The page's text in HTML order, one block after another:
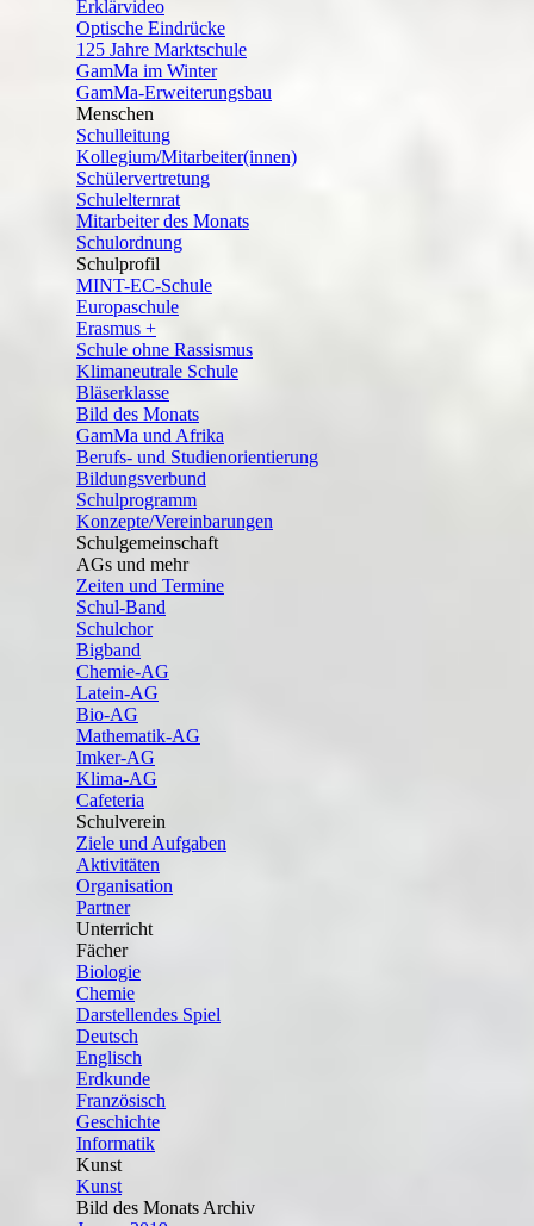
Erklärvideo
Optische Eindrücke
125 Jahre Marktschule
GamMa im Winter
GamMa-Erweiterungsbau
Menschen
Schulleitung
Kollegium/Mitarbeiter(innen)
Schülervertretung
Schulelternrat
Mitarbeiter des Monats
Schulordnung
Schulprofil
MINT-EC-Schule
Europaschule
Erasmus +
Schule ohne Rassismus
Klimaneutrale Schule
Bläserklasse
Bild des Monats
GamMa und Afrika
Berufs- und Studienorientierung
Bildungsverbund
Schulprogramm
Konzepte/Vereinbarungen
Schulgemeinschaft
AGs und mehr
Zeiten und Termine
Schul-Band
Schulchor
Bigband
Chemie-AG
Latein-AG
Bio-AG
Mathematik-AG
Imker-AG
Klima-AG
Cafeteria
Schulverein
Ziele und Aufgaben
Aktivitäten
Organisation
Partner
Unterricht
Fächer
Biologie
Chemie
Darstellendes Spiel
Deutsch
Englisch
Erdkunde
Französisch
Geschichte
Informatik
Kunst
Kunst
Bild des Monats Archiv